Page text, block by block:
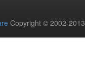
Copyright © 2002-2013